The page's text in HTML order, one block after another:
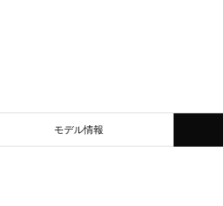
モデル情報